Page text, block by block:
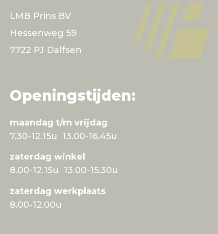
LMB Prins BV
Hessenweg 59
7722 PJ Dalfsen
Openingstijden:
maandag t/m vrijdag
7.30-12.15u 13.00-16.45u
zaterdag winkel
8.00-12.15u 13.00-15.30u
zaterdag werkplaats
8.00-12.00u